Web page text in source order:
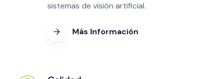
sistemas de visión artificial.
Más Información